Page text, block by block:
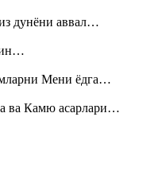
дунёни аввал…
Мени ёдга…
ва Камю асарлари…